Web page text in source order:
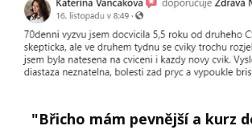
"Břicho mám pevnější a kurz